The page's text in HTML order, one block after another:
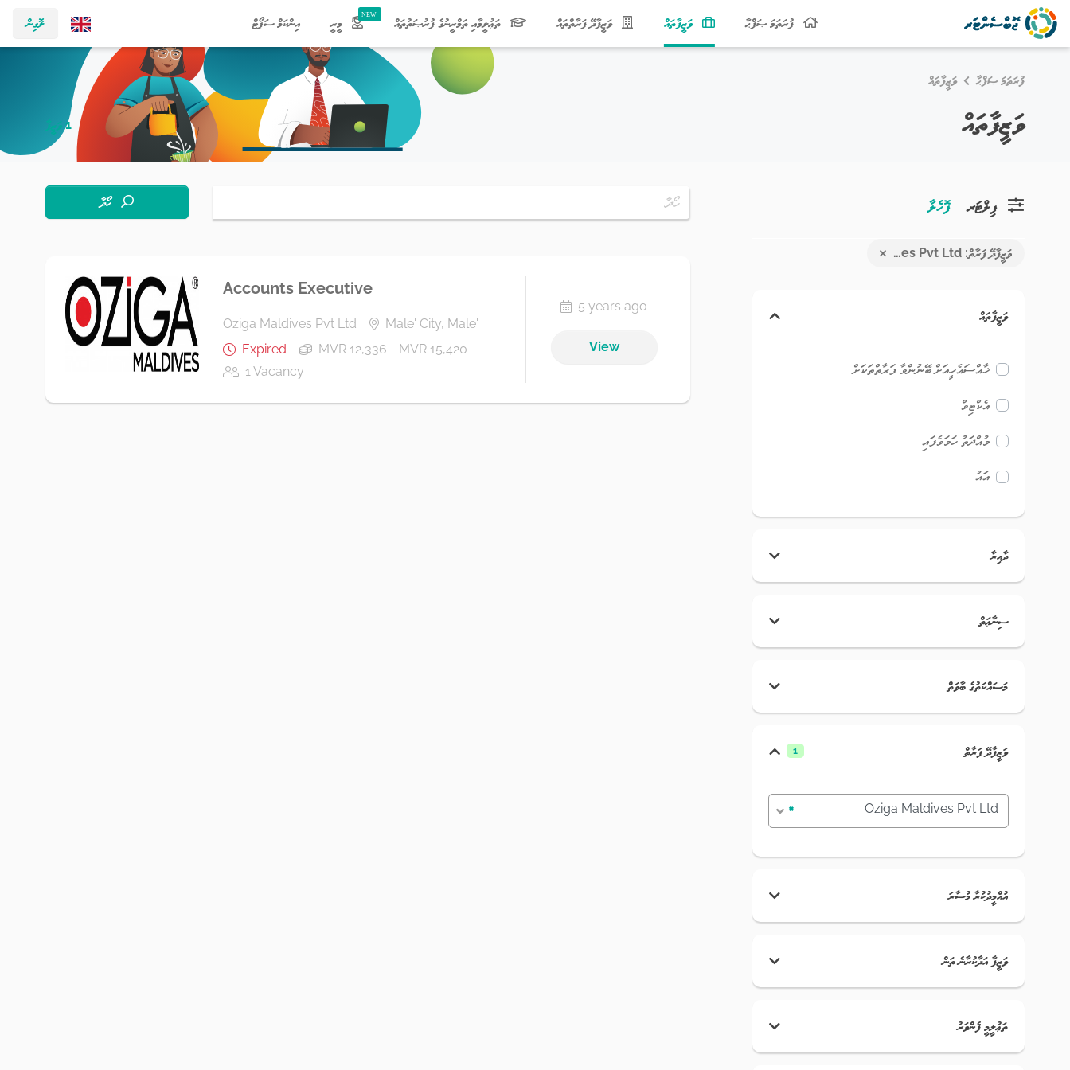
ލޮގިން ފުރަތަމަ ޞަފްޙާ ވަޒީފާތައް
(current) ވަޒީފާދޭ ފަރާތްތައް ތަޢުލީމާއި ތަމްރީނުގެ ފުރުޞަތުތައް މީރީ އިންކަމް ސަޕޯޓް
ފުރަތަމަ ޞަފްޙާ ވަޒީފާތައް
ވަޒީފާތައް 1 ވަޒީފާ
ފޮހެލާ
ވަޒީފާދޭ ފަރާތް: Oziga Maldives Pvt Ltd
ވަޒީފާތައް
ޚާއްސައެހީއަށް ބޭނުންވާ ފަރާތްތަކަށް
އެކްޓިވް
މުއްދަތު ހަމަވެފައި
އައު
ދާއިރާ
ސިނާޢަތް
މަސައްކަތުގެ ބާވަތް
ވަޒީފާދޭ ފަރާތް 1
× Oziga Maldives Pvt Ltd
އުއްމީދުކުރާ މުސާރަ
ވަޒީފާ އަދާކުރާނެ ތަން
ތަޢުލީމީ ފެންވަރު
ހޯދާ
Accounts Executive
Oziga Maldives Pvt Ltd
Male' City, Male'
Expired
MVR 12,336 - MVR 15,420
1 Vacancy
5 years ago
View